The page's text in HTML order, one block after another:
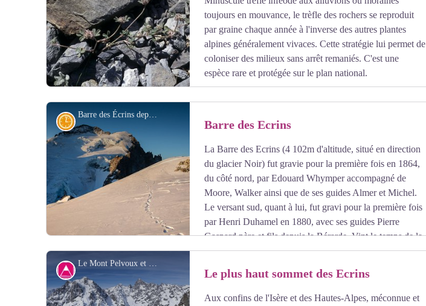
Voir l'image en plein écran
Voir l'image en plein écran
toujours en mouvance, le trèfle des rochers se reproduit
par graine chaque année à l'inverse des autres plantes
alpines généralement vivaces. Cette stratégie lui permet de
coloniser des milieux sans arrêt remaniés. C'est une
espèce rare et protégée sur le plan national.
Barre des Écrins depuis Roche Faurio - Thibaut Blais
Histoire Barre des Ecrins
La Barre des Ecrins (4 102m d'altitude, situé en direction
du glacier Noir) fut gravie pour la première fois en 1864,
du côté nord, par Edouard Whymper accompagné de
Moore, Walker ainsi que de ses guides Almer et Michel.
Le versant sud, quant à lui, fut gravi pour la première fois
par Henri Duhamel en 1880, avec ses guides Pierre
Gaspard père et fils depuis la Bérarde. Vint le temps de la
recherche de nouvelles voies, toujours plus difficiles. En 1893, Auguste Reynier avec ses
guides Joseph Turc et Maximin Gaspard, ouvrait la voie qui porte son nom dans la face sud-est.
Le pilier sud fut ouvert en 1944 par Jeanne et Jean Franco.
Le Mont Pelvoux et la Barre des Ecrins - Thierry Maillet - Parc national des Ecrins
Sommet Le plus haut sommet des Ecrins
Aux confins de l'Isère et des Hautes-Alpes, méconnue et